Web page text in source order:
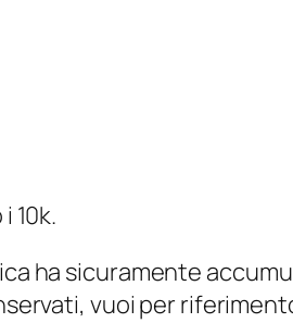
10k.
ha sicuramente
vuoi per